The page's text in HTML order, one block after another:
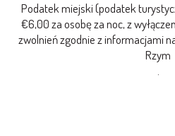
Podatek miejski (podatek
€6,00 za osobę za noc, z
zwolnień zgodnie z informacjami
Rzym